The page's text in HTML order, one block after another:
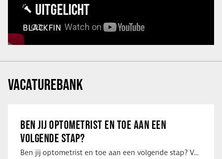
UITGELICHT
BLACKFIN
VACATUREBANK
BEN JIJ OPTOMETRIST EN TOE AAN EEN
VOLGENDE STAP?
Ben jij optometrist en toe aan een volgende stap? Voor een optiekketen is Eye …